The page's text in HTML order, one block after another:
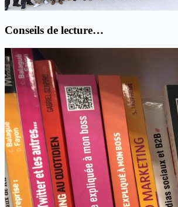
Conseils de lecture…